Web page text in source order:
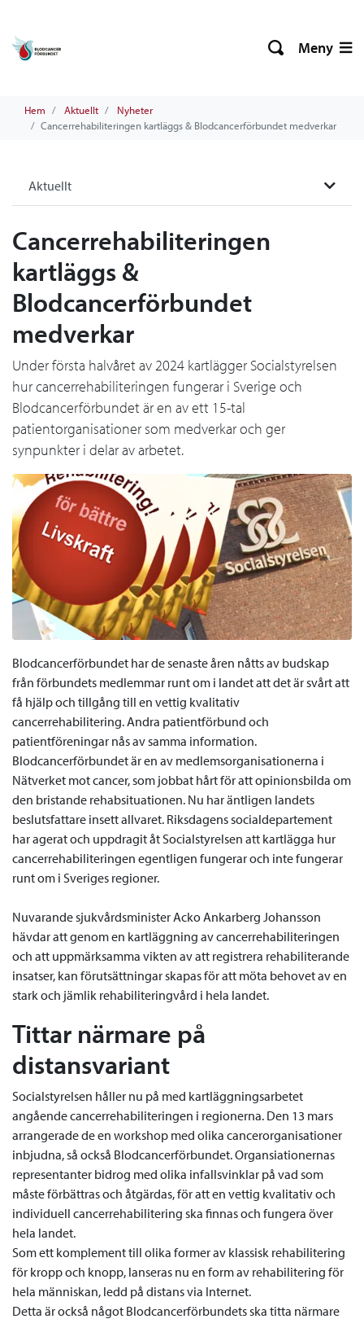
Meny
Hem Aktuellt
Nyheter
Cancerrehabiliteringen kartläggs & Blodcancerförbundet medverkar
Aktuellt
Cancerrehabiliteringen
kartläggs &
Blodcancerförbundet
medverkar
Under första halvåret av 2024 kartlägger Socialstyrelsen
hur cancerrehabiliteringen fungerar i Sverige och
Blodcancerförbundet är en av ett 15-tal
patientorganisationer som medverkar och ger
synpunkter i delar av arbetet.
Blodcancerförbundet har de senaste åren nåtts av budskap
från förbundets medlemmar runt om i landet att det är svårt att
få hjälp och tillgång till en vettig kvalitativ
cancerrehabilitering. Andra patientförbund och
patientföreningar nås av samma information.
Blodcancerförbundet är en av medlemsorganisationerna i
Nätverket mot cancer, som jobbat hårt för att opinionsbilda om
den bristande rehabsituationen. Nu har äntligen landets
beslutsfattare insett allvaret. Riksdagens socialdepartement
har agerat och uppdragit åt Socialstyrelsen att kartlägga hur
cancerrehabiliteringen egentligen fungerar och inte fungerar
runt om i Sveriges regioner.
Nuvarande sjukvårdsminister Acko Ankarberg Johansson
hävdar att genom en kartläggning av cancerrehabiliteringen
och att uppmärksamma vikten av att registrera rehabiliterande
insatser, kan förutsättningar skapas för att möta behovet av en
stark och jämlik rehabiliteringvård i hela landet.
Tittar närmare på
distansvariant
Socialstyrelsen håller nu på med kartläggningsarbetet
angående cancerrehabiliteringen i regionerna. Den 13 mars
arrangerade de en workshop med olika cancerorganisationer
inbjudna, så också Blodcancerförbundet. Organsiationernas
representanter bidrog med olika infallsvinklar på vad som
måste förbättras och åtgärdas, för att en vettig kvalitativ och
individuell cancerrehabilitering ska finnas och fungera över
hela landet.
Som ett komplement till olika former av klassisk rehabilitering
för kropp och knopp, lanseras nu en form av rehabilitering för
hela människan, ledd på distans via Internet.
Detta är också något Blodcancerförbundets ska titta närmare